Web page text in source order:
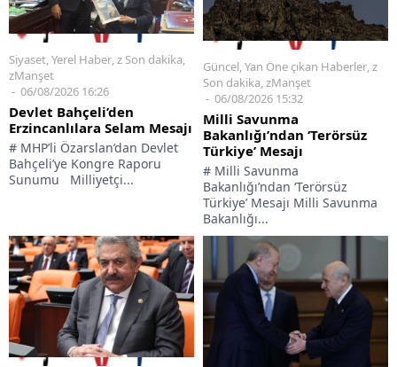
Siyaset,Yerel Haber,z Son dakika,
zManşet
06/08/2026 16:26
Devlet Bahçeli’den
Erzincanlılara Selam Mesajı
# MHP’li Özarslan’dan Devlet
Bahçeli’ye Kongre Raporu
Sunumu Milliyetçi...
Güncel,Yan Öne çıkan Haberler,z
Son dakika,zManşet
06/08/2026 15:32
Milli Savunma
Bakanlığı’ndan ‘Terörsüz
Türkiye’ Mesajı
# Milli Savunma
Bakanlığı’ndan ‘Terörsüz
Türkiye’ Mesajı Milli Savunma
Bakanlığı...